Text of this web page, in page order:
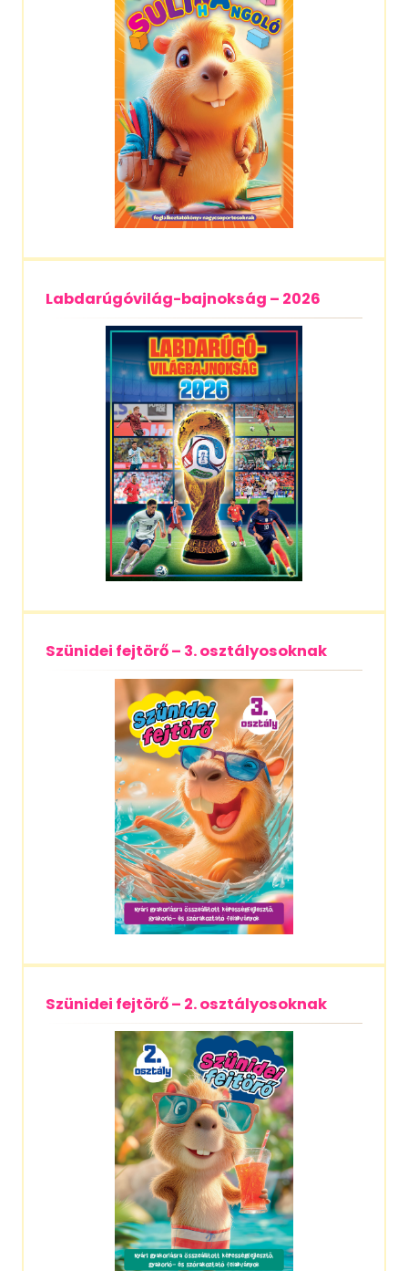
Labdarúgóvilág-bajnokság – 2026
Szünidei fejtörő – 3. osztályosoknak
Szünidei fejtörő – 2. osztályosoknak